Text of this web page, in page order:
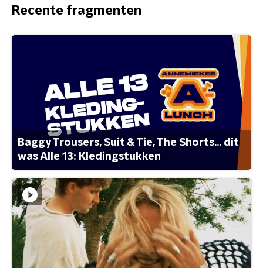
Recente fragmenten
Baggy Trousers, Suit & Tie, The Shorts... dit
was Alle 13: Kledingstukken